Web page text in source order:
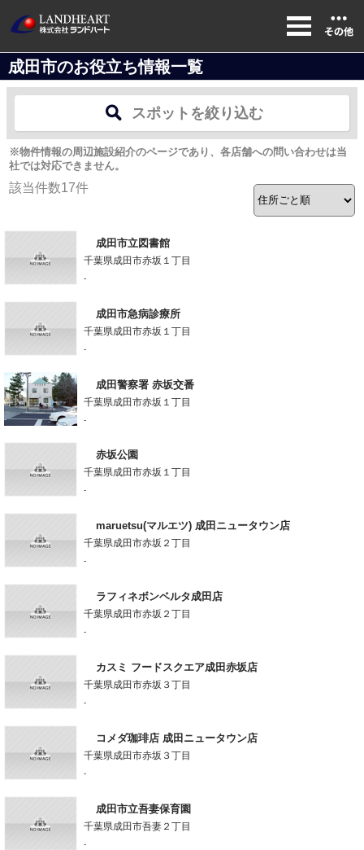
成田市のお役立ち情報一覧
スポットを絞り込む
※物件情報の周辺施設紹介のページであり、各店舗への問い合わせは当
社では対応できません。
該当件数17件
成田市立図書館
千葉県成田市赤坂１丁目
-
成田市急病診療所
千葉県成田市赤坂１丁目
-
成田警察署 赤坂交番
千葉県成田市赤坂１丁目
-
赤坂公園
千葉県成田市赤坂１丁目
-
maruetsu(マルエツ) 成田ニュータウン店
千葉県成田市赤坂２丁目
-
ラフィネボンベルタ成田店
千葉県成田市赤坂２丁目
-
カスミ フードスクエア成田赤坂店
千葉県成田市赤坂３丁目
-
コメダ珈琲店 成田ニュータウン店
千葉県成田市赤坂３丁目
-
成田市立吾妻保育園
千葉県成田市吾妻２丁目
-